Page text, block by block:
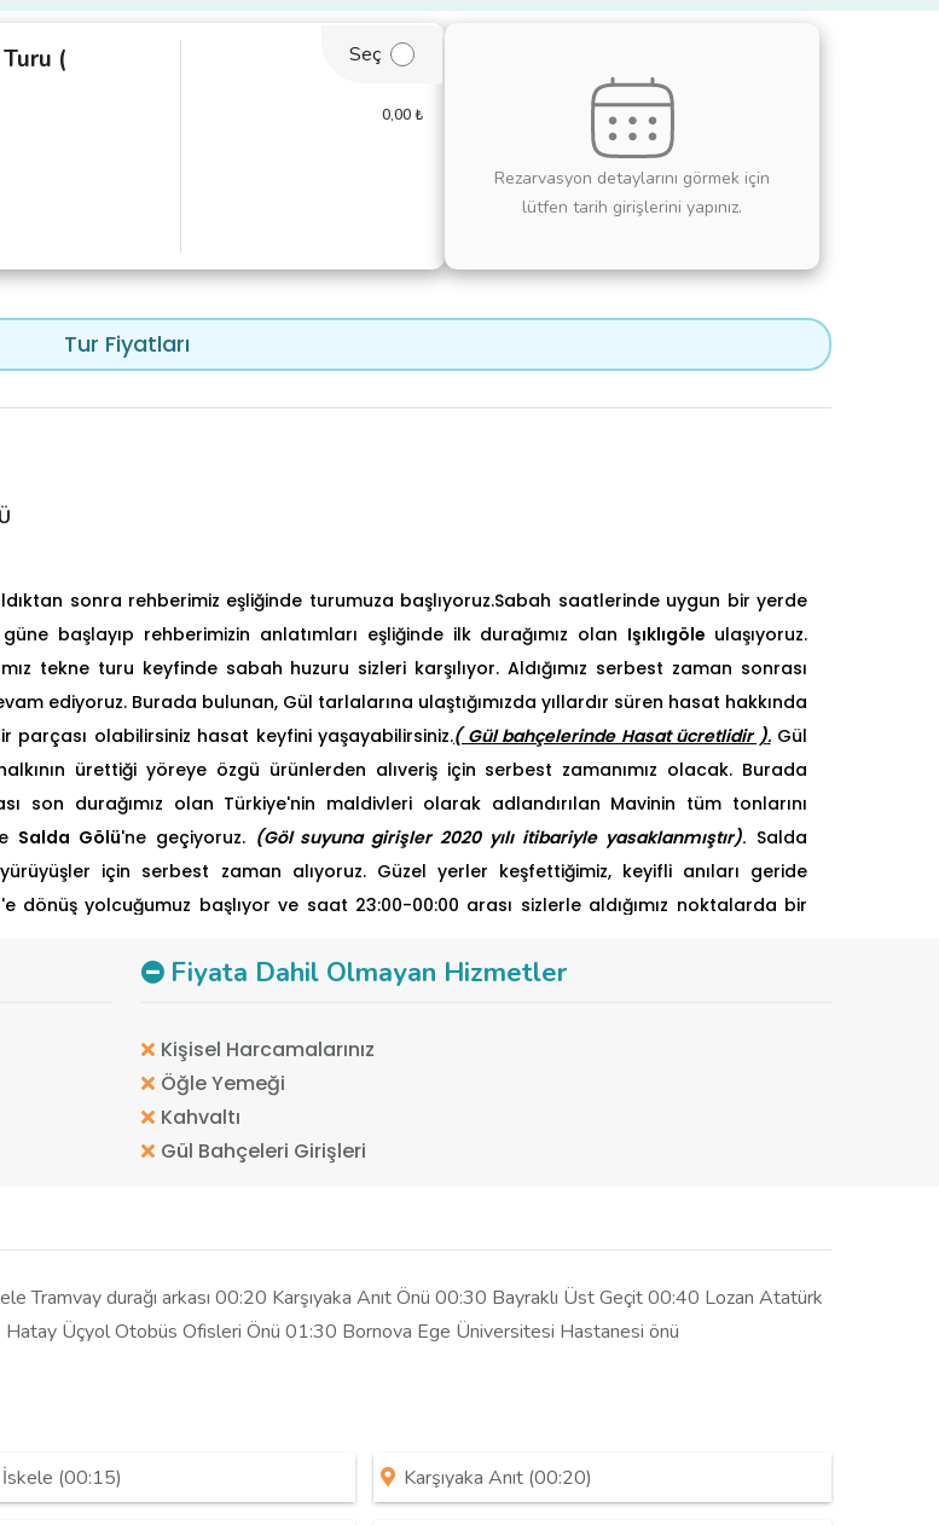
(
Seç
0,00₺
Rezarvasyon detaylarını görmek için
lütfen tarih girişlerini yapınız.
Tur Fiyatları
sonra rehberimiz eşliğinde turumuza başlıyoruz.Sabah saatlerinde uygun bir yerde
başlayıp rehberimizin anlatımları eşliğinde ilk durağımız olan Işıklıgöle ulaşıyoruz.
tekne turu keyfinde sabah huzuru sizleri karşılıyor. Aldığımız serbest zaman sonrası
ediyoruz. Burada bulunan, Gül tarlalarına ulaştığımızda yıllardır süren hasat hakkında
parçası olabilirsiniz hasat keyfini yaşayabilirsiniz.( Gül bahçelerinde Hasat ücretlidir ).Gül
ürettiği yöreye özgü ürünlerden alıveriş için serbest zamanımız olacak. Burada
son durağımız olan Türkiye'nin maldivleri olarak adlandırılan Mavinin tüm tonlarını
Salda Gölü'ne geçiyoruz. (Göl suyuna girişler 2020 yılı itibariyle yasaklanmıştır). Salda
için serbest zaman alıyoruz. Güzel yerler keşfettiğimiz, keyifli anıları geride
dönüş yolcuğumuz başlıyor ve saat 23:00-00:00 arası sizlerle aldığımız noktalarda bir
Fiyata Dahil Olmayan Hizmetler
Kişisel Harcamalarınız
Öğle Yemeği
Kahvaltı
Gül Bahçeleri Girişleri
Tramvay durağı arkası 00:20 Karşıyaka Anıt Önü 00:30 Bayraklı Üst Geçit 00:40 Lozan Atatürk
Üçyol Otobüs Ofisleri Önü 01:30 Bornova Ege Üniversitesi Hastanesi önü
İskele (00:15) Karşıyaka Anıt (00:20)